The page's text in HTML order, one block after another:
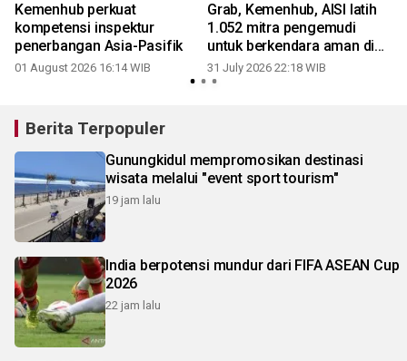
Kemenhub perkuat
kompetensi inspektur
penerbangan Asia-Pasifik
01 August 2026 16:14 WIB
Grab, Kemenhub, AISI latih
1.052 mitra pengemudi
untuk berkendara aman di
lima kota perkuat
keselamatan transportasi
31 July 2026 22:18 WIB
Berita Terpopuler
Gunungkidul mempromosikan destinasi
wisata melalui "event sport tourism"
19 jam lalu
India berpotensi mundur dari FIFA ASEAN Cup
2026
22 jam lalu